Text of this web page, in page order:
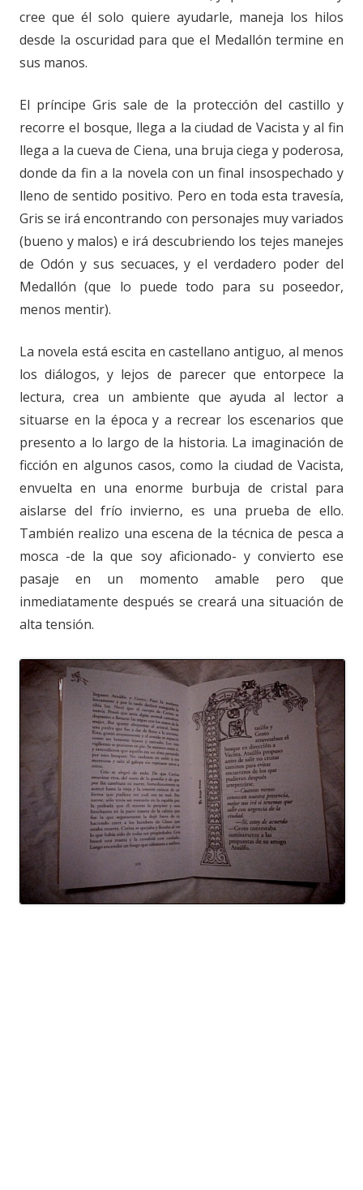
cree que él solo quiere ayudarle, maneja los hilos
desde la oscuridad para que el Medallón termine en
sus manos.
El príncipe Gris sale de la protección del castillo y
recorre el bosque, llega a la ciudad de Vacista y al fin
llega a la cueva de Ciena, una bruja ciega y poderosa,
donde da fin a la novela con un final insospechado y
lleno de sentido positivo. Pero en toda esta travesía,
Gris se irá encontrando con personajes muy variados
(bueno y malos) e irá descubriendo los tejes manejes
de Odón y sus secuaces, y el verdadero poder del
Medallón (que lo puede todo para su poseedor,
menos mentir).
La novela está escita en castellano antiguo, al menos
los diálogos, y lejos de parecer que entorpece la
lectura, crea un ambiente que ayuda al lector a
situarse en la época y a recrear los escenarios que
presento a lo largo de la historia. La imaginación de
ficción en algunos casos, como la ciudad de Vacista,
envuelta en una enorme burbuja de cristal para
aislarse del frío invierno, es una prueba de ello.
También realizo una escena de la técnica de pesca a
mosca -de la que soy aficionado- y convierto ese
pasaje en un momento amable pero que
inmediatamente después se creará una situación de
alta tensión.